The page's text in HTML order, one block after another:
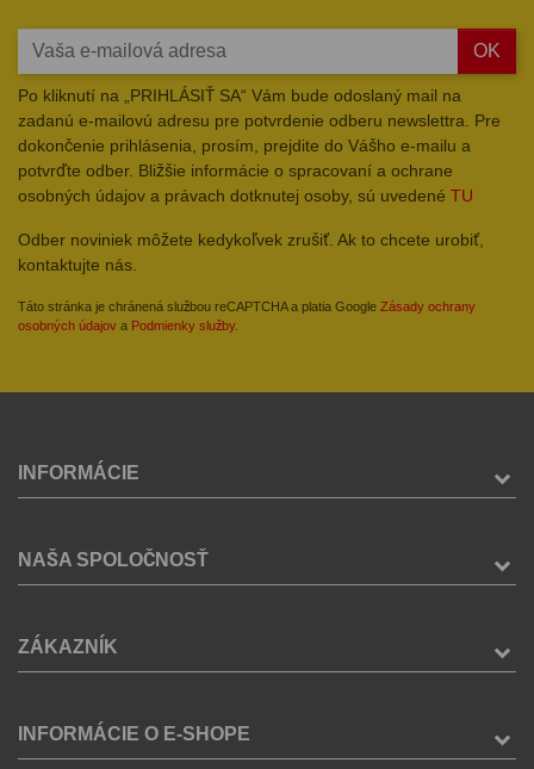
OK
Po kliknutí na „PRIHLÁSIŤ SA“ Vám bude odoslaný mail na
zadanú e-mailovú adresu pre potvrdenie odberu newslettra. Pre
dokončenie prihlásenia, prosím, prejdite do Vášho e-mailu a
potvrďte odber. Bližšie informácie o spracovaní a ochrane
osobných údajov a právach dotknutej osoby, sú uvedené TU
Odber noviniek môžete kedykoľvek zrušiť. Ak to chcete urobiť,
kontaktujte nás.
Táto stránka je chránená službou reCAPTCHA a platia Google Zásady ochrany
osobných údajov a Podmienky služby.
INFORMÁCIE
NAŠA SPOLOČNOSŤ
ZÁKAZNÍK
INFORMÁCIE O E-SHOPE